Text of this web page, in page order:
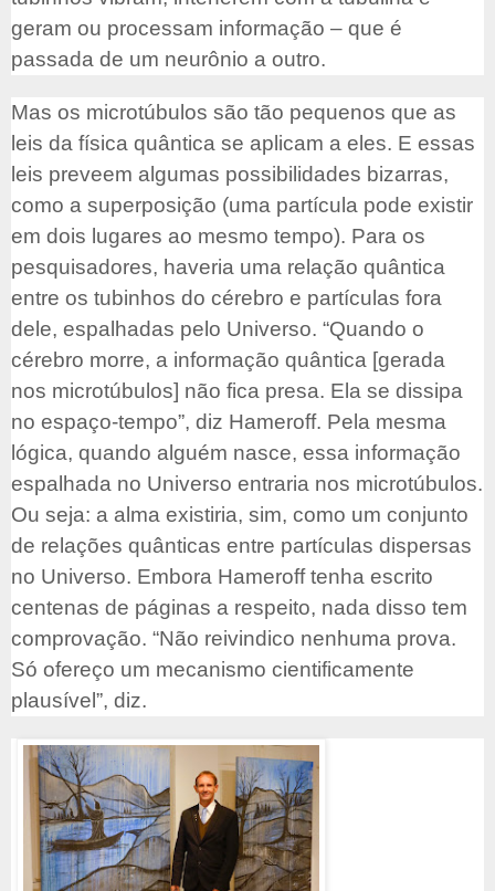
geram ou processam informação – que é
passada de um neurônio a outro.
Mas os microtúbulos são tão pequenos que as
leis da física quântica se aplicam a eles. E essas
leis preveem algumas possibilidades bizarras,
como a superposição (uma partícula pode existir
em dois lugares ao mesmo tempo). Para os
pesquisadores, haveria uma relação quântica
entre os tubinhos do cérebro e partículas fora
dele, espalhadas pelo Universo. “Quando o
cérebro morre, a informação quântica [gerada
nos microtúbulos] não fica presa. Ela se dissipa
no espaço-tempo”, diz Hameroff. Pela mesma
lógica, quando alguém nasce, essa informação
espalhada no Universo entraria nos microtúbulos.
Ou seja: a alma existiria, sim, como um conjunto
de relações quânticas entre partículas dispersas
no Universo. Embora Hameroff tenha escrito
centenas de páginas a respeito, nada disso tem
comprovação. “Não reivindico nenhuma prova.
Só ofereço um mecanismo cientificamente
plausível”, diz.